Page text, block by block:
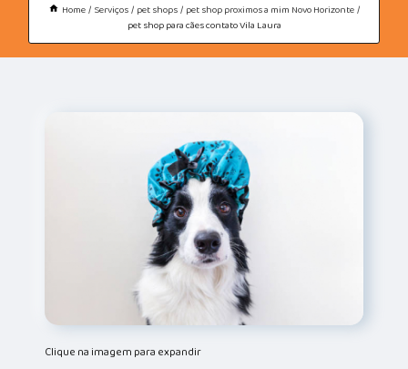
Home Serviços pet shops pet shop proximos a mim Novo Horizonte
pet shop para cães contato Vila Laura
Clique na imagem para expandir